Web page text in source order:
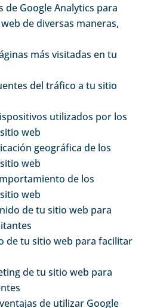
de Google Analytics para
de diversas maneras,
más visitadas en tu
del tráfico a tu sitio
utilizados por los
web
geográfica de los
web
de los
web
de tu sitio web para
de tu sitio web para facilitar
de tu sitio web para
de utilizar Google